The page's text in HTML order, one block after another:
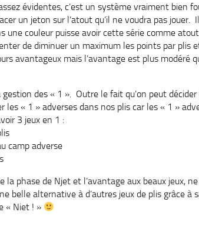
évidentes, c’est un système vraiment bien
un jeton sur l’atout qu’il ne voudra pas jouer.
une couleur puisse avoir cette série comme
de diminuer un maximum les points par plis
avantageux mais l’avantage est plus modéré
des « 1 ». Outre le fait qu’on peut
les « 1 » adverses dans nos plis car les « 1 »
3 jeux en 1 :
camp adverse
la phase de Njet et l’avantage aux beaux jeux,
belle alternative à d’autres jeux de plis grâce à
« Niet ! »